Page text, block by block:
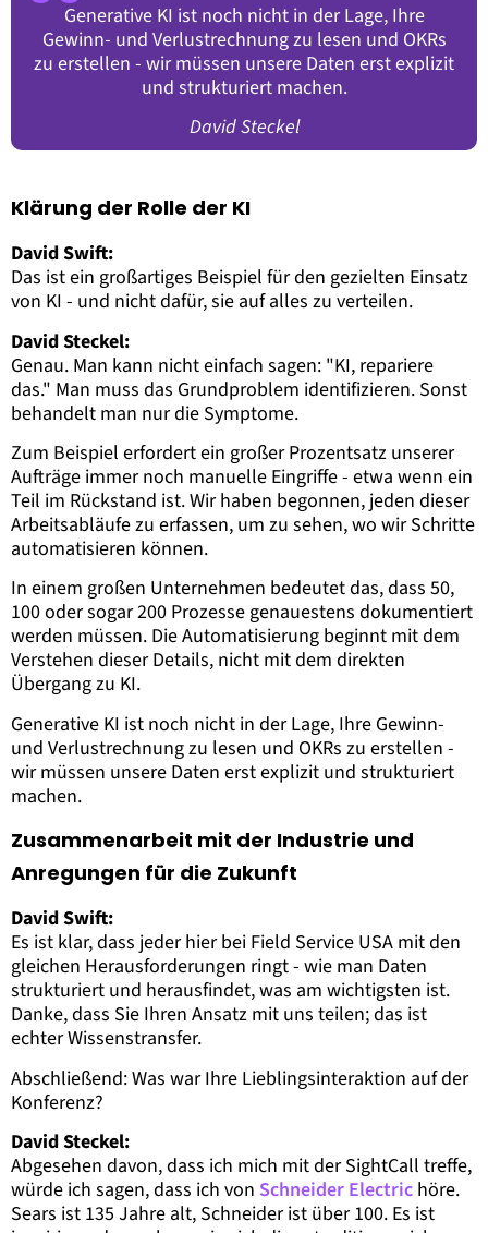
Generative KI ist noch nicht in der Lage, Ihre
Gewinn- und Verlustrechnung zu lesen und OKRs
zu erstellen - wir müssen unsere Daten erst explizit
und strukturiert machen.
David Steckel
Klärung der Rolle der KI
David Swift:
Das ist ein großartiges Beispiel für den gezielten Einsatz
von KI - und nicht dafür, sie auf alles zu verteilen.
David Steckel:
Genau. Man kann nicht einfach sagen: "KI, repariere
das." Man muss das Grundproblem identifizieren. Sonst
behandelt man nur die Symptome.
Zum Beispiel erfordert ein großer Prozentsatz unserer
Aufträge immer noch manuelle Eingriffe - etwa wenn ein
Teil im Rückstand ist. Wir haben begonnen, jeden dieser
Arbeitsabläufe zu erfassen, um zu sehen, wo wir Schritte
automatisieren können.
In einem großen Unternehmen bedeutet das, dass 50,
100 oder sogar 200 Prozesse genauestens dokumentiert
werden müssen. Die Automatisierung beginnt mit dem
Verstehen dieser Details, nicht mit dem direkten
Übergang zu KI.
Generative KI ist noch nicht in der Lage, Ihre Gewinn-
und Verlustrechnung zu lesen und OKRs zu erstellen -
wir müssen unsere Daten erst explizit und strukturiert
machen.
Zusammenarbeit mit der Industrie und
Anregungen für die Zukunft
David Swift:
Es ist klar, dass jeder hier bei Field Service USA mit den
gleichen Herausforderungen ringt - wie man Daten
strukturiert und herausfindet, was am wichtigsten ist.
Danke, dass Sie Ihren Ansatz mit uns teilen; das ist
echter Wissenstransfer.
Abschließend: Was war Ihre Lieblingsinteraktion auf der
Konferenz?
David Steckel:
Abgesehen davon, dass ich mich mit der SightCall treffe,
würde ich sagen, dass ich von Schneider Electric höre.
Sears ist 135 Jahre alt, Schneider ist über 100. Es ist